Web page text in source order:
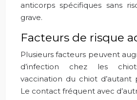
anticorps spécifiques sans
grave.
Facteurs de risque
Plusieurs facteurs peuvent
d’infection chez les
vaccination du chiot d’autant
Le contact fréquent avec